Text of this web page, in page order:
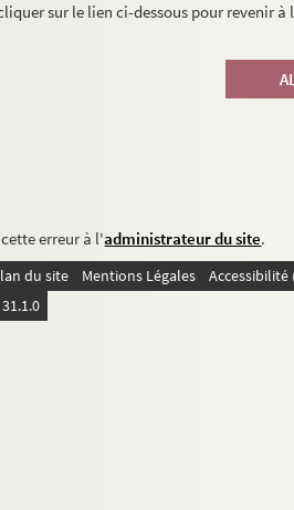
sur le lien ci-dessous pour revenir
erreur à l'administrateur du site.
du site Mentions Légales